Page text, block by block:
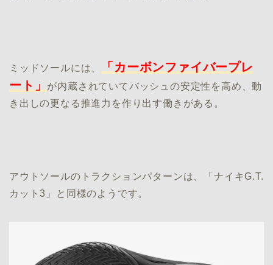
ミッドソールには、
「カーボンファイバープレ
ート」
が内蔵されていてバッシュの安定性を高め、動
き出しの更なる推進力を作り出す働きがある。
アウトソールのトラクションパターンは、「ナイキG.T.
カット3」と同様のようです。